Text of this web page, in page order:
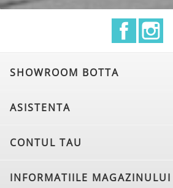
Facebook
SHOWROOM BOTTA
ASISTENTA
CONTUL TAU
INFORMATIILE MAGAZINULUI